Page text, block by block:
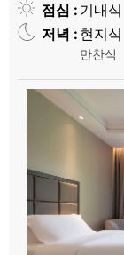
점심
기내식
저녁
현지식
만찬식